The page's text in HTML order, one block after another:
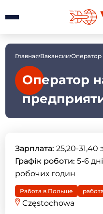
Главная Вакансии Оператор
Оператор
Зарплата: 25,20-31,40
Графік роботи: 5-6
робочих годин
Работа в Польше
Częstochowa